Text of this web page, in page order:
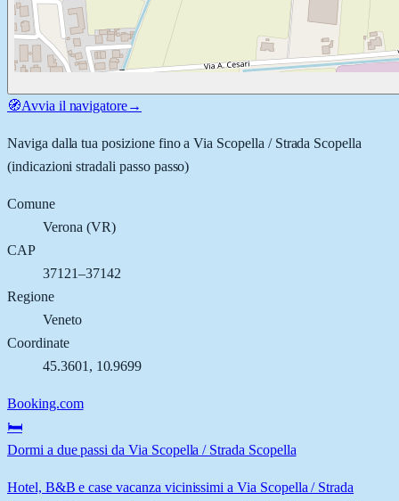
🧭Avvia il navigatore→
Naviga dalla tua posizione fino aVia Scopella / Strada Scopella
(indicazioni stradali passo passo)
Comune
Verona (VR)
CAP
37121–37142
Regione
Veneto
Coordinate
45.3601 , 10.9699
Booking.com
🛏️
Dormi a due passi da Via Scopella / Strada Scopella
Hotel, B&B e case vacanza vicinissimi a Via Scopella / Strada